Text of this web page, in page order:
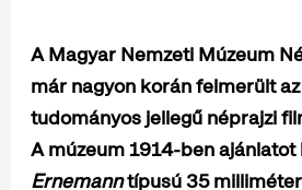
A Magyar Nemzeti Múzeum
már nagyon korán felmerült
tudományos jellegű néprajzi
A múzeum 1914-ben ajánlatot
Ernemanntípusú 35